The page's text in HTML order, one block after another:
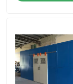
Macchine per
Macchine per